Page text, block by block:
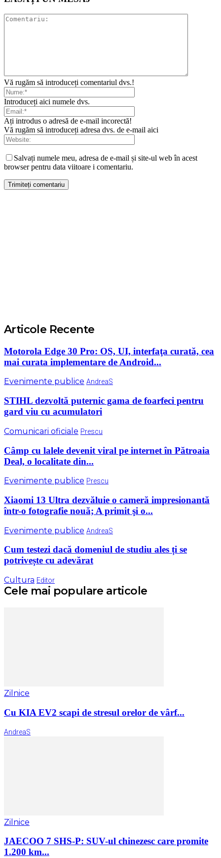
Vă rugăm să introduceți comentariul dvs.!
Introduceți aici numele dvs.
Ați introdus o adresă de e-mail incorectă!
Vă rugăm să introduceți adresa dvs. de e-mail aici
Salvați numele meu, adresa de e-mail și site-ul web în acest
browser pentru data viitoare i comentariu.
Articole Recente
Motorola Edge 30 Pro: OS, UI, interfaţa curată, cea
mai curata implementare de Android...
Evenimente publice AndreaS
STIHL dezvoltă puternic gama de foarfeci pentru
gard viu cu acumulatori
Comunicari oficiale Prescu
Câmp cu lalele devenit viral pe internet în Pătroaia
Deal, o localitate din...
Evenimente publice Prescu
Xiaomi 13 Ultra dezvăluie o cameră impresionantă
într-o fotografie nouă; A primit şi o...
Evenimente publice AndreaS
Cum testezi dacă domeniul de studiu ales ți se
potrivește cu adevărat
Cultura Editor
Cele mai populare articole
Zilnice
Cu KIA EV2 scapi de stresul orelor de vârf...
AndreaS
Zilnice
JAECOO 7 SHS-P: SUV-ul chinezesc care promite
1.200 km...